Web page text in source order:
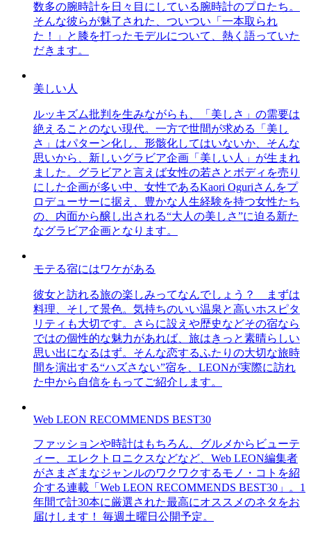
数多の腕時計を日々目にしている腕時計のプロたち。
そんな彼らが魅了された、ついつい「一本取られ
た！」と膝を打ったモデルについて、熱く語っていた
だきます。
美しい人
ルッキズム批判を生みながらも、「美しさ」の需要は
絶えることのない現代。一方で世間が求める「美し
さ」はパターン化し、形骸化してはいないか、そんな
思いから、新しいグラビア企画「美しい人」が生まれ
ました。グラビアと言えば女性の若さとボディを売り
にした企画が多い中、女性であるKaori Oguriさんをプ
ロデューサーに据え、豊かな人生経験を持つ女性たち
の、内面から醸し出される“大人の美しさ”に迫る新た
なグラビア企画となります。
モテる宿にはワケがある
彼女と訪れる旅の楽しみってなんでしょう？ まずは
料理、そして景色。気持ちのいい温泉と高いホスピタ
リティも大切です。さらに設えや歴史などその宿なら
ではの個性的な魅力があれば、旅はきっと素晴らしい
思い出になるはず。そんな恋するふたりの大切な旅時
間を演出する“ハズさない”宿を、LEONが実際に訪れ
た中から自信をもってご紹介します。
Web LEON RECOMMENDS BEST30
ファッションや時計はもちろん、グルメからビューテ
ィー、エレクトロニクスなどなど、Web LEON編集者
がさまざまなジャンルのワクワクするモノ・コトを紹
介する連載「Web LEON RECOMMENDS BEST30」。1
年間で計30本に厳選された最高にオススメのネタをお
届けします！ 毎週土曜日公開予定。